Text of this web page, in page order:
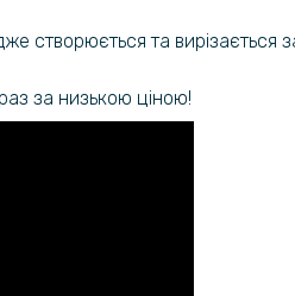
гідрогелева плівка
створюється та
за низькою ціною!